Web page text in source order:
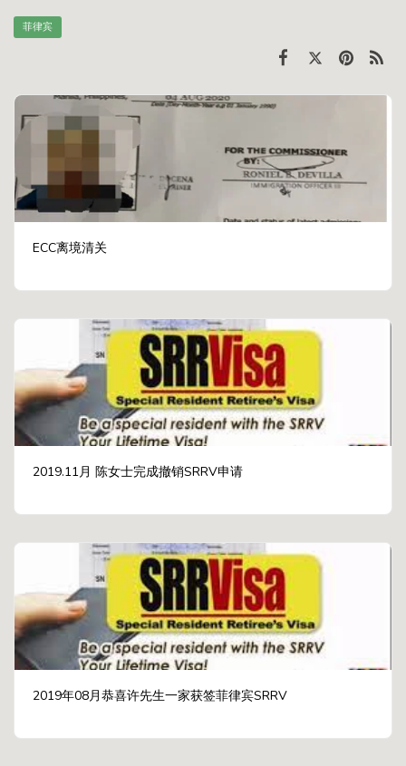
菲律宾
ECC离境清关
2019.11月 陈女士完成撤销SRRV申请
2019年08月恭喜许先生一家获签菲律宾SRRV